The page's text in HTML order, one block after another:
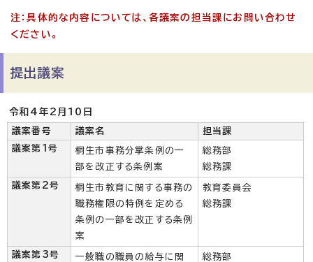
注：具体的な内容については、各議案の担当課にお問い合わせ
ください。
提出議案
令和4年2月10日
議案番号 議案名
担当課
議案第1号
桐生市事務分掌条例の一
部を改正する条例案
総務部
総務課
議案第2号
桐生市教育に関する事務の
職務権限の特例を定める
条例の一部を改正する条例
案
教育委員会
総務課
議案第3号
一般職の職員の給与に関
総務部